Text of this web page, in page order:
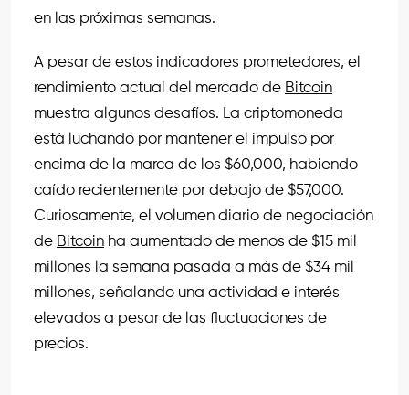
en las próximas semanas.
A pesar de estos indicadores prometedores, el
rendimiento actual del mercado de Bitcoin
muestra algunos desafíos. La criptomoneda
está luchando por mantener el impulso por
encima de la marca de los $60,000, habiendo
caído recientemente por debajo de $57,000.
Curiosamente, el volumen diario de negociación
de Bitcoin ha aumentado de menos de $15 mil
millones la semana pasada a más de $34 mil
millones, señalando una actividad e interés
elevados a pesar de las fluctuaciones de
precios.